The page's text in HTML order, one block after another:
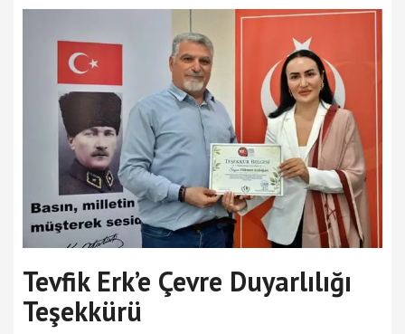
Tevfik Erk’e Çevre Duyarlılığı
Teşekkürü